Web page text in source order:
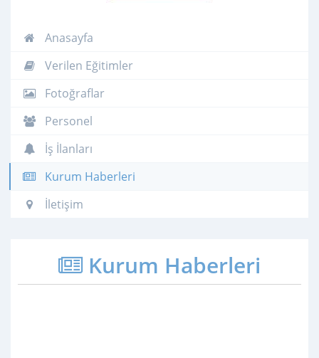
Anasayfa
Verilen Eğitimler
Fotoğraflar
Personel
İş İlanları
Kurum Haberleri
İletişim
Kurum Haberleri